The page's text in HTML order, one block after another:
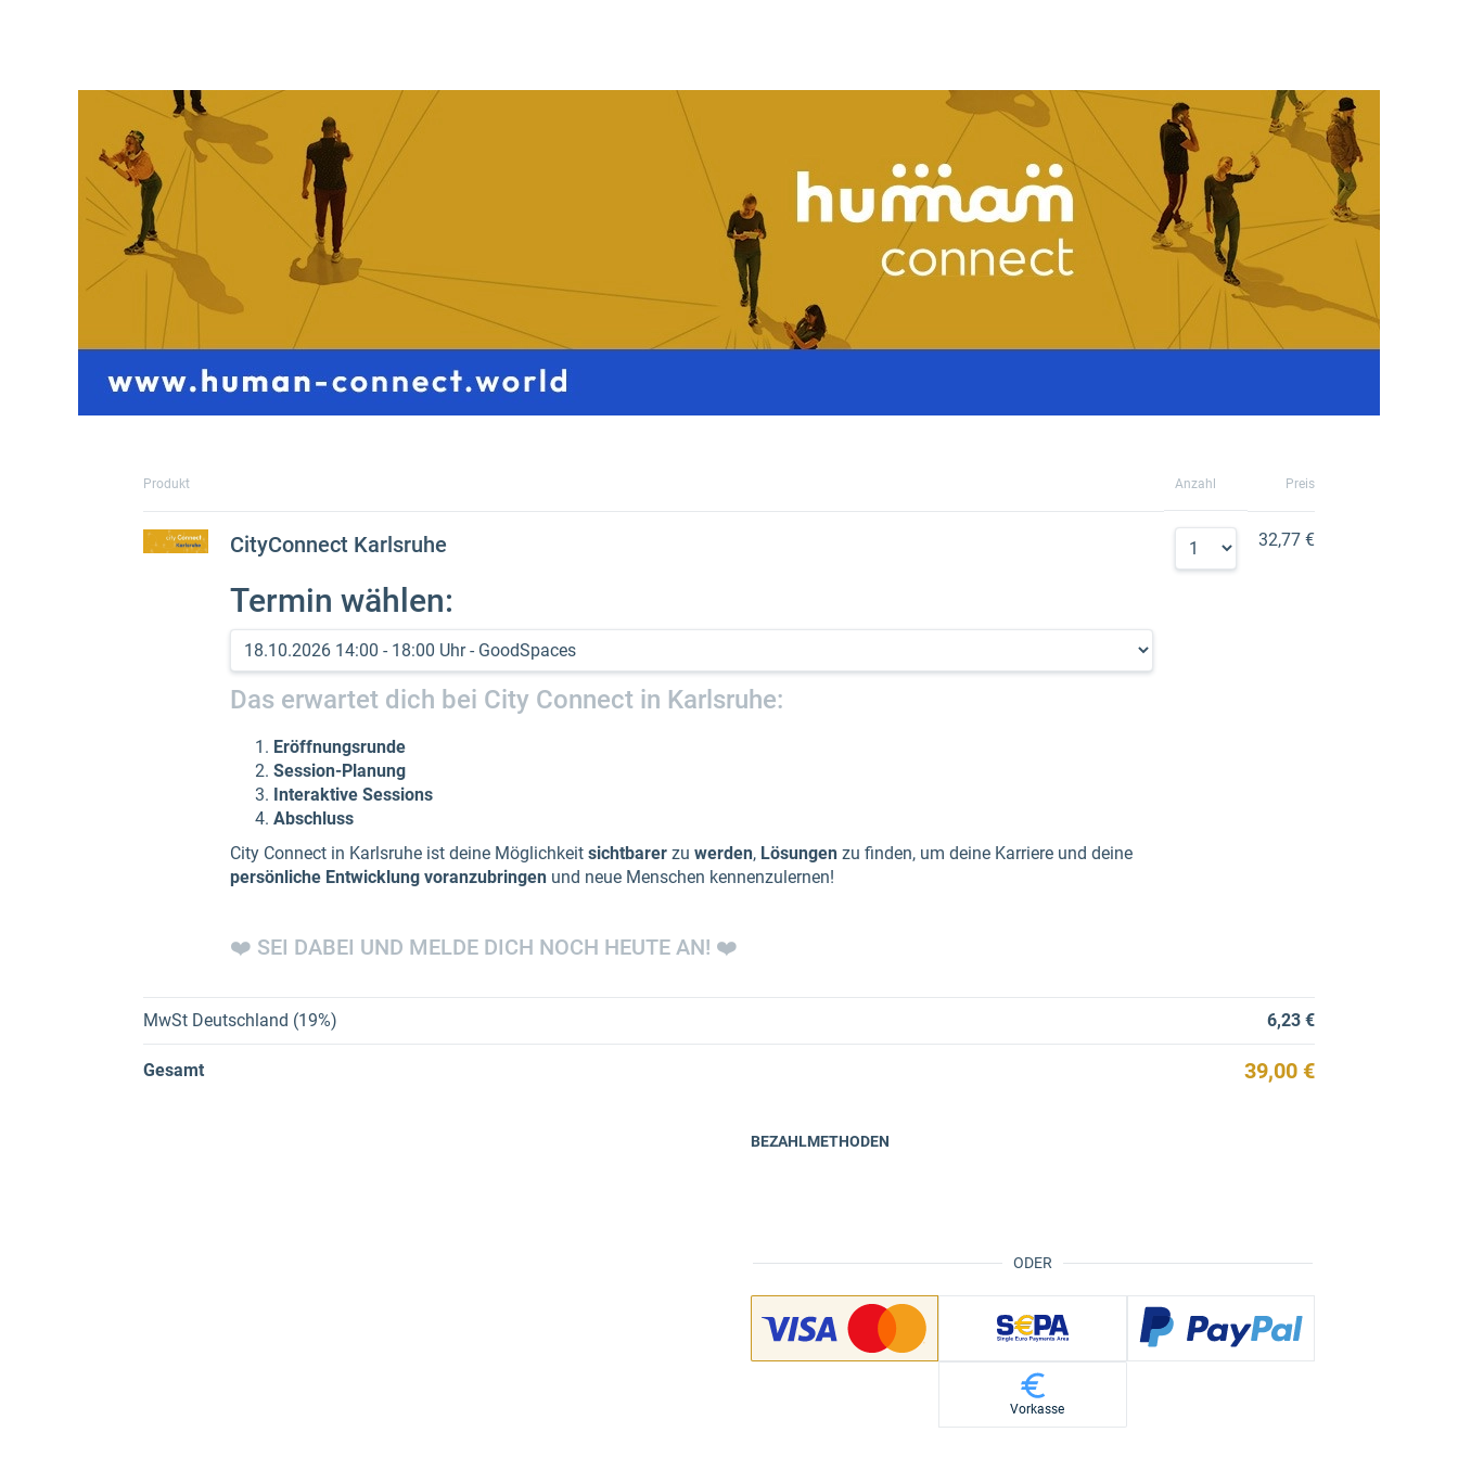
Produkt Anzahl Preis
CityConnect Karlsruhe
Termin wählen:
Das erwartet dich bei City Connect in Karlsruhe:
Eröffnungsrunde
Session-Planung
Interaktive Sessions
Abschluss
City Connect in Karlsruhe ist deine Möglichkeit sichtbarer zu werden, Lösungen zu finden, um deine Karriere und deine
persönliche Entwicklung voranzubringen und neue Menschen kennenzulernen!
❤️ SEI DABEI UND MELDE DICH NOCH HEUTE AN! ❤️
32,77 €
MwSt Deutschland (19%) 6,23 €
Gesamt 39,00 €
ODER
BEZAHLMETHODEN
Vorkasse